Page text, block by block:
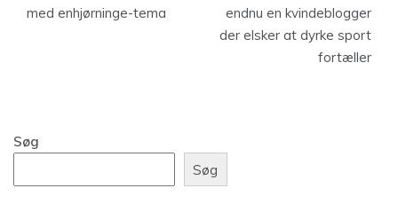
med enhjørninge-tema
endnu en kvindeblogger
der elsker at dyrke sport
fortæller
Søg
Søg